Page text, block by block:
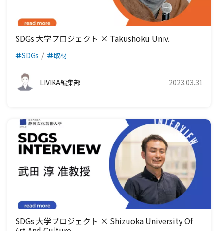
SDGs 大学プロジェクト × Takushoku Univ.
SDGs 取材
LIVIKA編集部 2023.03.31
SDGs 大学プロジェクト × Shizuoka University Of